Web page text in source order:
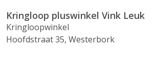
Kringloop pluswinkel Vink Leuk
Kringloopwinkel
Hoofdstraat 35, Westerbork